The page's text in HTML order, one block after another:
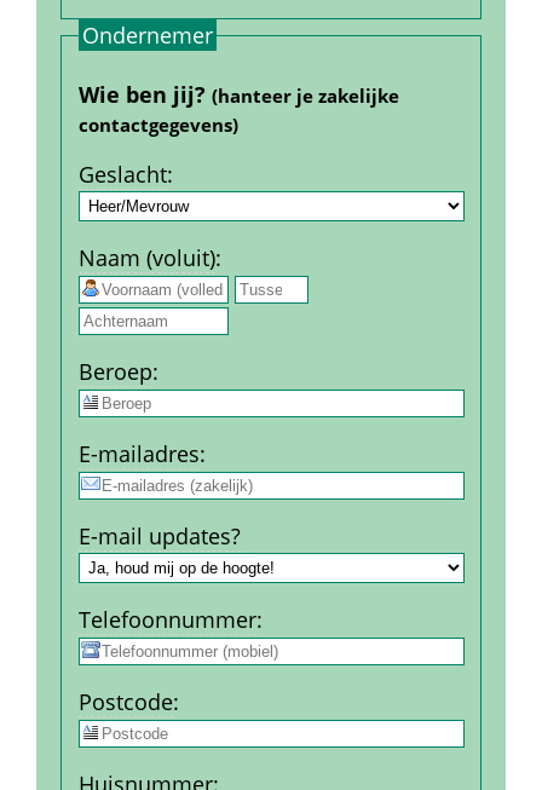
Ondernemer
Wie ben jij? (hanteer je zakelijke
contact­gegevens)
Geslacht:
Naam (voluit):
Beroep:
E-mail­adres:
E-mail updates?
Telefoon­nummer:
Post­code: